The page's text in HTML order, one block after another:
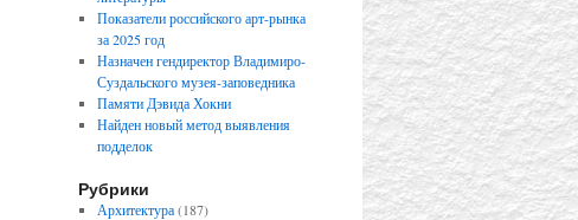
Показатели российского арт-рынка
за 2025 год
Назначен гендиректор Владимиро-
Суздальского музея-заповедника
Памяти Дэвида Хокни
Найден новый метод выявления
подделок
Рубрики
Архитектура(187)